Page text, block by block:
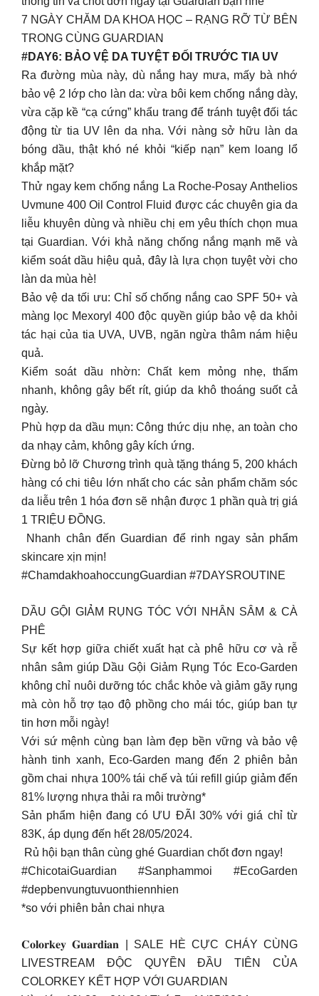
7 NGÀY CHĂM DA KHOA HỌC – RẠNG RỠ TỪ BÊN
TRONG CÙNG GUARDIAN
#DAY6: BẢO VỆ DA TUYỆT ĐỐI TRƯỚC TIA UV
Ra đường mùa này, dù nắng hay mưa, mấy bà nhớ
bảo vệ 2 lớp cho làn da: vừa bôi kem chống nắng dày,
vừa cặp kề “cạ cứng” khẩu trang để tránh tuyệt đối tác
động từ tia UV lên da nha. Với nàng sở hữu làn da
bóng dầu, thật khó né khỏi “kiếp nạn” kem loang lổ
khắp mặt? ​
Thử ngay kem chống nắng La Roche-Posay Anthelios
Uvmune 400 Oil Control Fluid được các chuyên gia da
liễu khuyên dùng và nhiều chị em yêu thích chọn mua
tại Guardian. Với khả năng chống nắng mạnh mẽ và
kiểm soát dầu hiệu quả, đây là lựa chọn tuyệt vời cho
làn da mùa hè! ​
Bảo vệ da tối ưu: Chỉ số chống nắng cao SPF 50+ và
màng lọc Mexoryl 400 độc quyền giúp bảo vệ da khỏi
tác hại của tia UVA, UVB, ngăn ngừa thâm nám hiệu
quả.​
Kiểm soát dầu nhờn: Chất kem mỏng nhẹ, thấm
nhanh, không gây bết rít, giúp da khô thoáng suốt cả
ngày.​
Phù hợp da dầu mụn: Công thức dịu nhẹ, an toàn cho
da nhạy cảm, không gây kích ứng.​
Đừng bỏ lỡ Chương trình quà tặng tháng 5, 200 khách
hàng có chi tiêu lớn nhất cho các sản phẩm chăm sóc
da liễu trên 1 hóa đơn sẽ nhận được 1 phần quà trị giá
1 TRIỆU ĐỒNG. ​
️ Nhanh chân đến Guardian để rinh ngay sản phẩm
skincare xịn mịn!​
#ChamdakhoahoccungGuardian #7DAYSROUTINE
DẦU GỘI GIẢM RỤNG TÓC VỚI NHÂN SÂM & CÀ
PHÊ
Sự kết hợp giữa chiết xuất hạt cà phê hữu cơ và rễ
nhân sâm giúp Dầu Gội Giảm Rụng Tóc Eco-Garden
không chỉ nuôi dưỡng tóc chắc khỏe và giảm gãy rụng
mà còn hỗ trợ tạo độ phồng cho mái tóc, giúp ban tự
tin hơn mỗi ngày!
Với sứ mệnh cùng bạn làm đẹp bền vững và bảo vệ
hành tinh xanh, Eco-Garden mang đến 2 phiên bản
gồm chai nhựa 100% tái chế và túi refill giúp giảm đến
81% lượng nhựa thải ra môi trường*
Sản phẩm hiện đang có ƯU ĐÃI 30% với giá chỉ từ
83K, áp dụng đến hết 28/05/2024.
​ Rủ hội bạn thân cùng ghé Guardian chốt đơn ngay!
#ChicotaiGuardian #Sanphammoi #EcoGarden
#depbenvungtuvuonthiennhien
*so với phiên bản chai nhựa
𝐂𝐨𝐥𝐨𝐫𝐤𝐞𝐲 𝐆𝐮𝐚𝐫𝐝𝐢𝐚𝐧 | SALE HÈ CỰC CHÁY CÙNG
LIVESTREAM ĐỘC QUYỀN ĐẦU TIÊN CỦA
COLORKEY KẾT HỢP VỚI GUARDIAN